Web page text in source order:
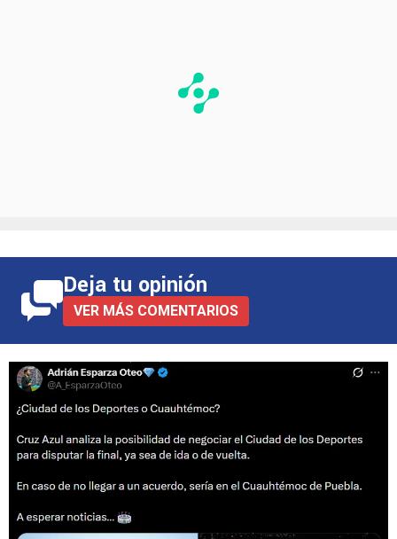
Deja tu opinión
VER MÁS COMENTARIOS